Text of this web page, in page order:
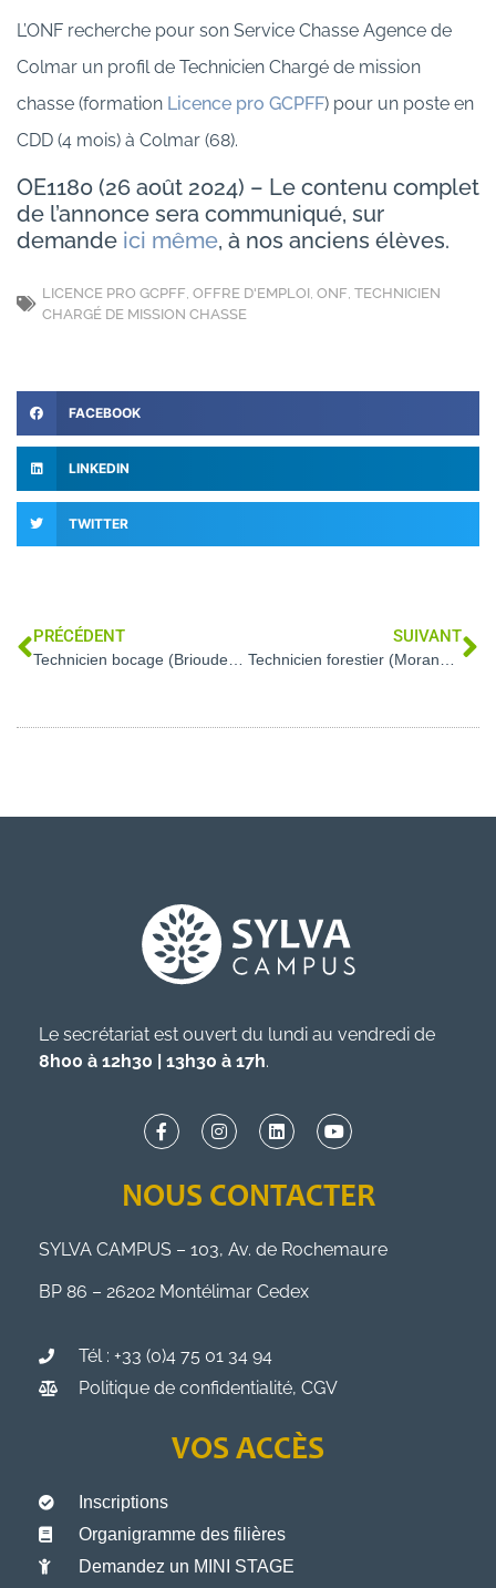
L’ONF recherche pour son Service Chasse Agence de
Colmar un profil de Technicien Chargé de mission
chasse (formation Licence pro GCPFF) pour un poste en
CDD (4 mois) à Colmar (68).
OE1180 (26 août 2024) – Le contenu complet
de l’annonce sera communiqué, sur
demande ici même, à nos anciens élèves.
LICENCE PRO GCPFF, OFFRE D'EMPLOI, ONF, TECHNICIEN
CHARGÉ DE MISSION CHASSE
FACEBOOK
LINKEDIN
TWITTER
PRÉCÉDENT
Technicien bocage (Brioude – 43)
SUIVANT
Technicien forestier (Morangis – 91)
Le secrétariat est ouvert du lundi au vendredi de
8h00 à 12h30 | 13h30 à 17h.
NOUS CONTACTER
SYLVA CAMPUS – 103, Av. de Rochemaure
BP 86 – 26202 Montélimar Cedex
Tél : +33 (0)4 75 01 34 94
Politique de confidentialité, CGV
VOS ACCÈS
Inscriptions
Organigramme des filières
Demandez un MINI STAGE